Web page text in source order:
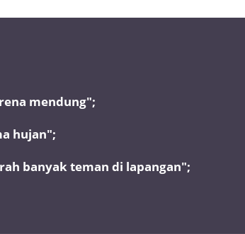
mendung";
hujan";
banyak teman di lapangan";